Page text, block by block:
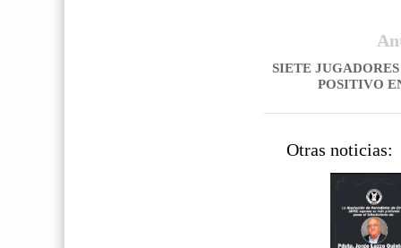
SIETE
POSITIVO
Otras noticias: